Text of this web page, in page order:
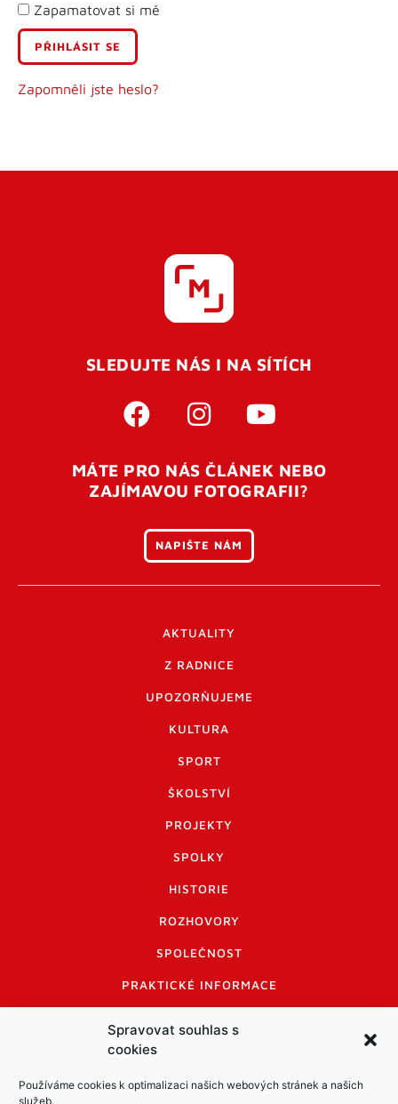
Spravovat souhlas s
cookies
Používáme cookies k optimalizaci našich webových stránek a našich
služeb.
Zapamatovat si mě
Zapomněli jste heslo?
E-mail
Uživatelské jméno
Pro úspěšné dokončení registrace je potřeba
vaší e-mailovouadresu. Po úspěšném odeslání
otevření tohoto odkazu se váš účet ověří a můžete se
přihlásit. Nezapomeňte zkontrolovat složku SPAM ve
SLEDUJTE NÁS I NA SÍTÍCH
MÁTE PRO NÁS ČLÁNEK NEBO
ZAJÍMAVOU FOTOGRAFII?
NAPIŠTE NÁM
AKTUALITY
Z RADNICE
UPOZORŇUJEME
KULTURA
SPORT
ŠKOLSTVÍ
PROJEKTY
SPOLKY
HISTORIE
ROZHOVORY
SPOLEČNOST
PRAKTICKÉ INFORMACE
INFORMACE A KODEX DISKUTUJÍCÍCH
LOGO A LOGO MANUÁL